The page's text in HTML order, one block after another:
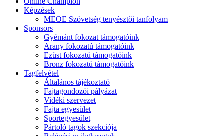
Képzések
MEOE Szövetség tenyésztői tanfolyam
Sponsors
Gyémánt fokozat támogatóink
Arany fokozatú támogatóink
Ezüst fokozatú támogatóink
Bronz fokozatú támogatóink
Tagfelvétel
Általános tájékoztató
Fajtagondozói pályázat
Vidéki szervezet
Fajta egyesület
Sportegyesület
Pártoló tagok szekciója